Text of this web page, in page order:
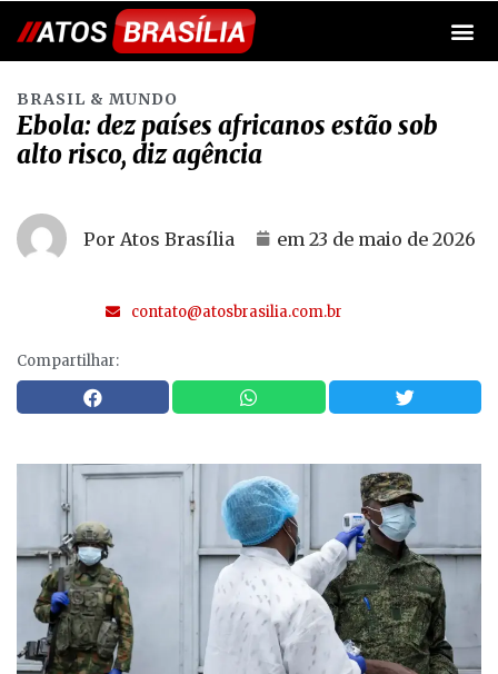
BRASIL & MUNDO
Ebola: dez países africanos estão sob
alto risco, diz agência
Por Atos Brasília em 23 de maio de 2026
contato@atosbrasilia.com.br
Compartilhar: